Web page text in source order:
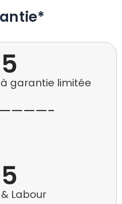
garantie limitée
5
Labour
5